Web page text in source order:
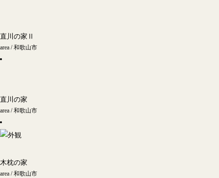
直川の家Ⅱ
area / 和歌山市
直川の家
area / 和歌山市
木枕の家
area / 和歌山市